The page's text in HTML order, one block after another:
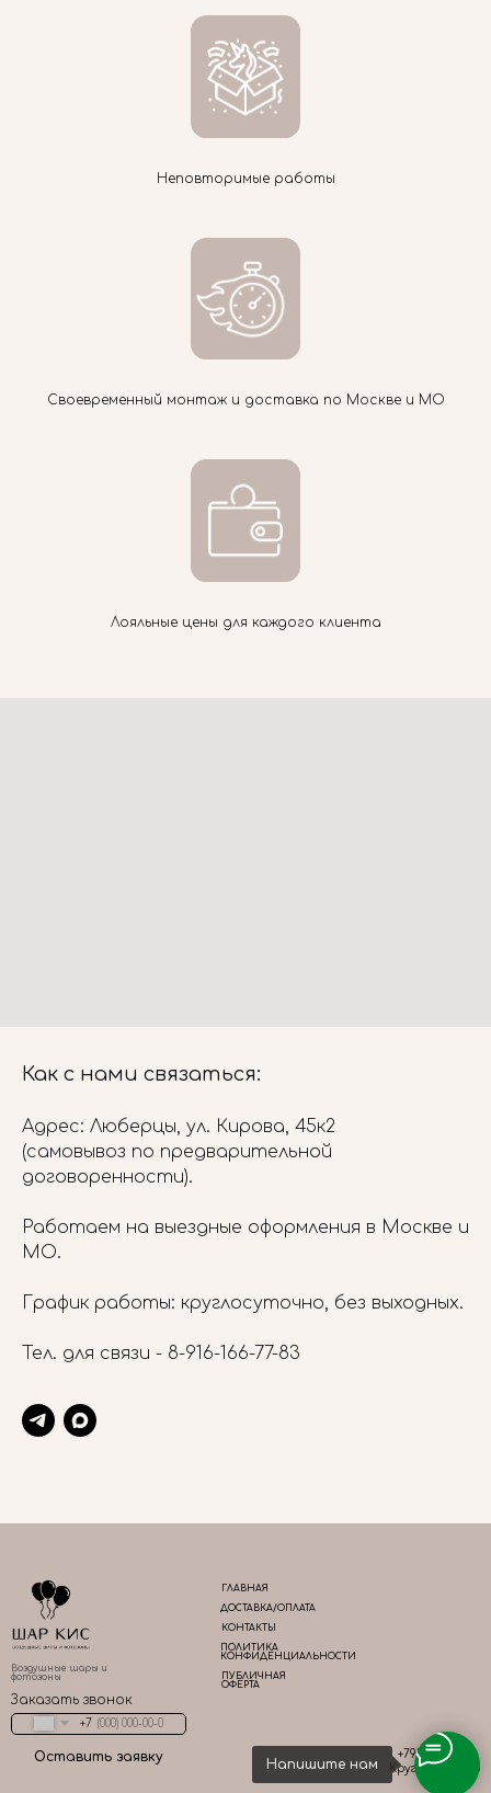
Напишите нам
Неповторимые работы
Своевременный монтаж и доставка по Москве и МО
Лояльные цены для каждого клиента
Как с нами связаться:
Адрес: Люберцы, ул. Кирова, 45к2
(самовывоз по предварительной
договоренности).
Работаем на выездные оформления в Москве и
МО.
График работы: круглосуточно, без выходных.
Тел. для связи - 8-916-166-77-83
ГЛАВНАЯ
ДОСТАВКА/ОПЛАТА
КОНТАКТЫ
ПОЛИТИКА
КОНФИДЕНЦИАЛЬНОСТИ
ПУБЛИЧНАЯ
ОФЕРТА
+79161667783
Круглосуточно
Воздушные шары и
фотозоны
Заказать звонок
+7
Оставить заявку